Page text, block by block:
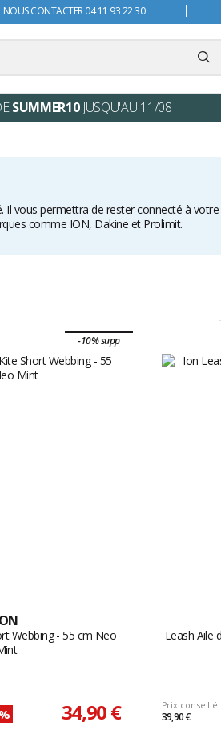
NOUS CONTACTER 04 11 93 22 30
SUMMER10JUSQU'AU 11/08
Il vous permettra de rester connecté à
comme ION, Dakine et Prolimit.
-10% supp
Webbing - 55 cm Neo
34,90 €
Leash Aile
Prix conseillé
39,90 €